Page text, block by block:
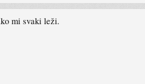
mi svaki leži.